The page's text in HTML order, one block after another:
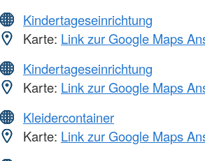
Kindertageseinrichtung
Karte: Link zur Google Maps
Kindertageseinrichtung
Karte: Link zur Google Maps
Kleidercontainer
Karte: Link zur Google Maps